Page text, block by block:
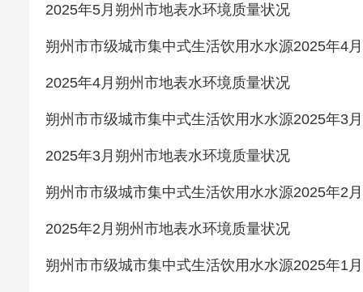
2025年5月朔州市地表水环境质量状况
朔州市市级城市集中式生活饮用水水源2025年4
2025年4月朔州市地表水环境质量状况
朔州市市级城市集中式生活饮用水水源2025年3
2025年3月朔州市地表水环境质量状况
朔州市市级城市集中式生活饮用水水源2025年2
2025年2月朔州市地表水环境质量状况
朔州市市级城市集中式生活饮用水水源2025年1